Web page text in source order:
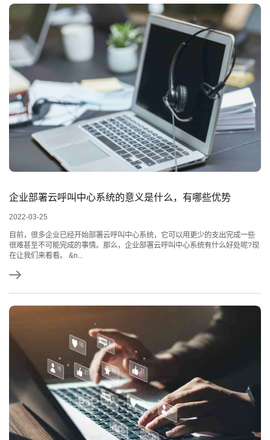
企业部署云呼叫中心系统的意义是什么，有哪些优势
2022-03-25
目前，很多企业已经开始部署云呼叫中心系统，它可以用更少的支出完成一些
很难甚至不可能完成的事情。那么，企业部署云呼叫中心系统有什么好处呢?现
在让我们来看看。 &n...